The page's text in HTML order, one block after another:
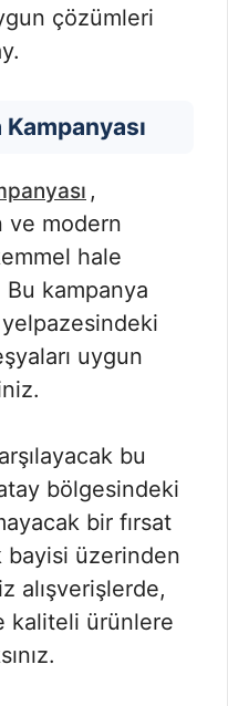
çözümleri
,
ve modern
hale
kampanya
uygun
bu
bölgesindeki
bir fırsat
bayisi üzerinden
alışverişlerde,
kaliteli ürünlere